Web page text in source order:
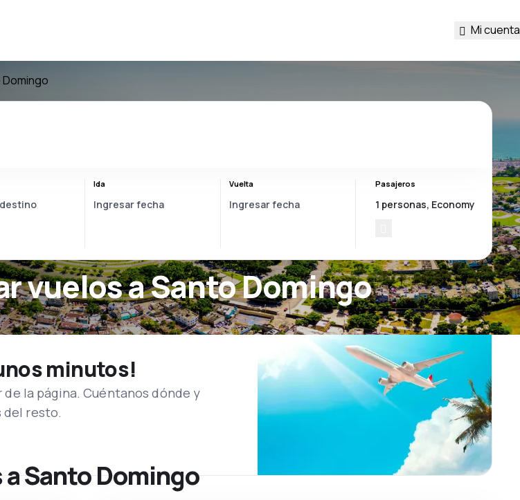
Mi cuenta
vuelos a Santo Domingo
Ida Vuelta Pasajeros
minutos!
la página. Cuéntanos dónde y
del resto.
Santo Domingo